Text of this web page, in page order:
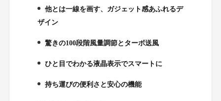
他とは一線を画す、ガジェット感あふれるデ
ザイン
2.
驚きの100段階風量調節とターボ送風
3.
ひと目でわかる液晶表示でスマートに
4.
持ち運びの便利さと安心の機能